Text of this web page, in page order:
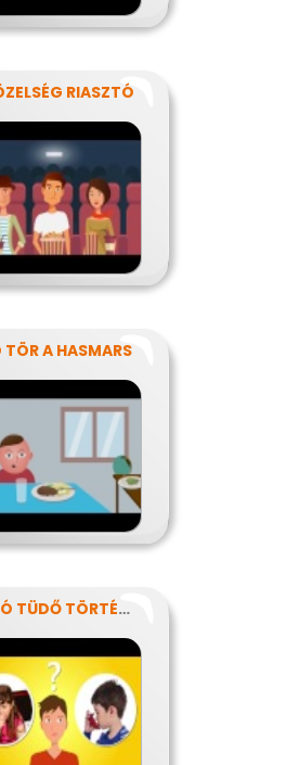
RIASZTÓ
TÖR A HASMARS
A SÍPOLÓ TÜDŐ TÖRTÉNETE